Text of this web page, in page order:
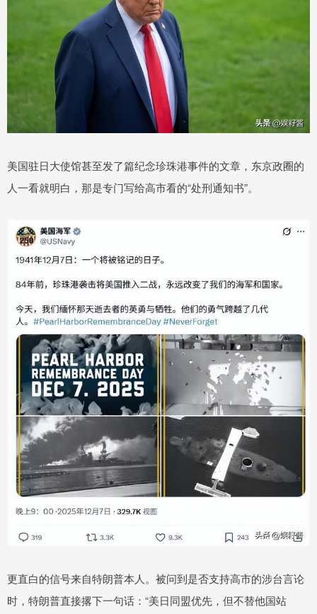
美国驻日大使馆甚至发了篇纪念珍珠港事件的文章，东京政圈的
人一看就明白，那是专门写给高市看的“处刑通知书”。
更直白的信号来自特朗普本人。被问到是否支持高市的涉台言论
时，特朗普直接撂下一句话：“美日同盟优先，但不替他国站